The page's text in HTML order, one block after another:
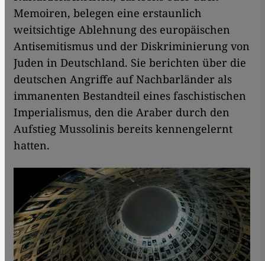
Memoiren, belegen eine erstaunlich
weitsichtige Ablehnung des europäischen
Antisemitismus und der Diskriminierung von
Juden in Deutschland. Sie berichten über die
deutschen Angriffe auf Nachbarländer als
immanenten Bestandteil eines faschistischen
Imperialismus, den die Araber durch den
Aufstieg Mussolinis bereits kennengelernt
hatten.